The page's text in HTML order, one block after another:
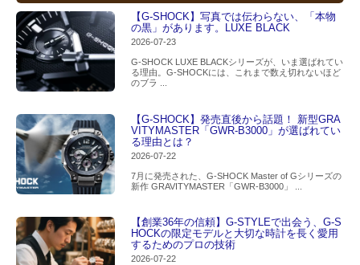
【G-SHOCK】写真では伝わらない、「本物
の黒」があります。LUXE BLACK
2026-07-23
G-SHOCK LUXE BLACKシリーズが、いま選ばれてい
る理由。G-SHOCKには、これまで数え切れないほど
のブラ ...
【G-SHOCK】発売直後から話題！ 新型GRA
VITYMASTER「GWR-B3000」が選ばれてい
る理由とは？
2026-07-22
7月に発売された、G-SHOCK Master of Gシリーズの
新作 GRAVITYMASTER「GWR-B3000」 ...
【創業36年の信頼】G-STYLEで出会う、G-S
HOCKの限定モデルと大切な時計を長く愛用
するためのプロの技術
2026-07-22